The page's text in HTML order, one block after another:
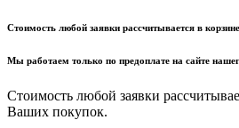
Стоимость любой заявки рассчитывается в
Мы работаем только по предоплате на сайте
Стоимость любой заявки
Ваших покупок.